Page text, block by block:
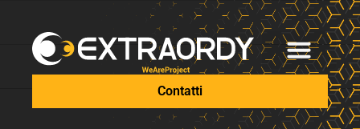
Contatti